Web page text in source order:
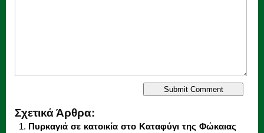
Σχετικά Άρθρα:
Πυρκαγιά σε κατοικία στο Καταφύγι της Φώκαιας